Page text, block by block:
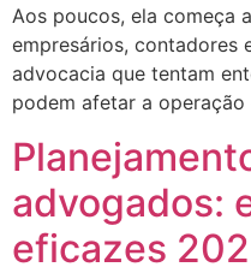
Aos poucos, ela começa
empresários, contadores
advocacia que tentam
podem afetar a
advogados:
eficazes